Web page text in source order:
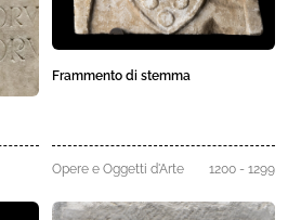
Frammento di stemma
Opere e Oggetti d'Arte 1200 - 1299